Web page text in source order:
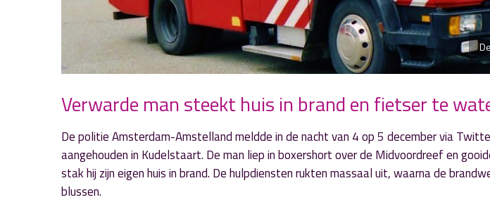
Verwarde man steekt huis in brand en fietser te
De politie Amsterdam-Amstelland meldde in de nacht van 4 op 5 december via
aangehouden in Kudelstaart. De man liep in boxershort over de Midvoordreef en
stak hij zijn eigen huis in brand. De hulpdiensten rukten massaal uit, waarna de
blussen.